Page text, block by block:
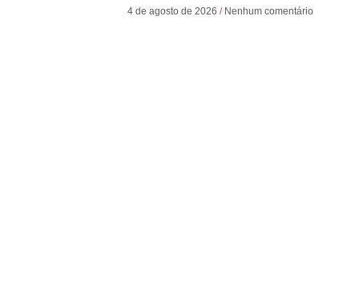
4 de agosto de 2026 Nenhum comentário